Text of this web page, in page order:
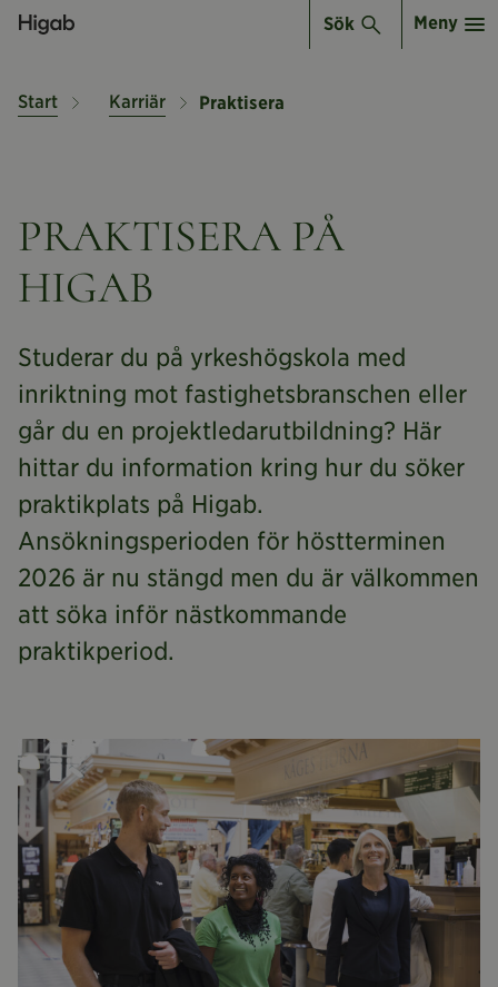
Sök Meny
Start Karriär Praktisera
PRAKTISERA PÅ
HIGAB
Studerar du på yrkeshögskola med
inriktning mot fastighetsbranschen eller
går du en projektledarutbildning? Här
hittar du information kring hur du söker
praktikplats på Higab.
Ansökningsperioden för höstterminen
2026 är nu stängd men du är välkommen
att söka inför nästkommande
praktikperiod.